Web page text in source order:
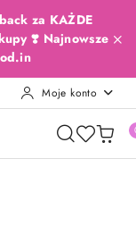
za KAŻDE
❣️ Najnowsze
Moje konto